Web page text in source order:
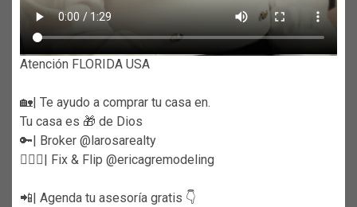
Atención FLORIDA USA
🏡| Te ayudo a comprar tu casa en.
Tu casa es 🎁 de Dios
🔑| Broker @larosarealty
👷🏼‍♀️| Fix & Flip @ericagremodeling
📲| Agenda tu asesoría gratis 👇